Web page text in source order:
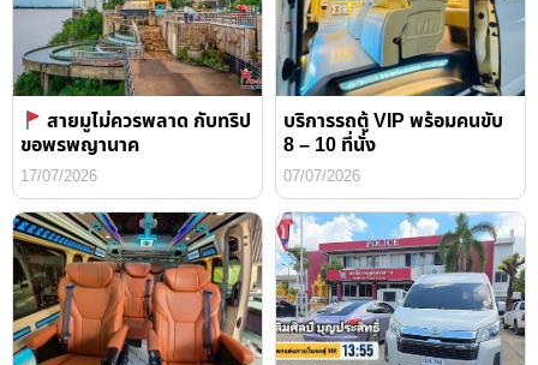
สายมูไม่ควรพลาด กับทริป
ขอพรพญานาค
17/07/2026
บริการรถตู้ VIP พร้อมคนขับ
8 – 10 ที่นั่ง
07/07/2026